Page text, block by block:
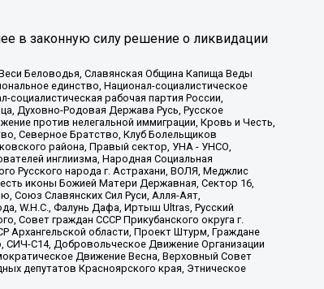
в законную силу решение о ликвидации
Беловодья, Славянская Община Капища Веды
единство, Национал-социалистическое
рабочая партия России,
Духовно-Родовая Держава Русь, Русское
против нелегальной иммиграции, Кровь и Честь,
Северное Братство, Клуб Болельщиков
района, Правый сектор, УНА - УНСО,
инглиизма, Народная Социальная
Русского народа г. Астрахани, ВОЛЯ, Меджлис
иконы Божией Матери Державная, Сектор 16,
Союз Славянских Сил Руси, Алля-Аят,
W.H.С., Фалунь Дафа, Иртыш Ultras, Русский
Совет граждан СССР Прикубанского округа г.
Архангельской области, Проект Штурм, Граждане
СИЧ-С14, Добровольческое Движение Организации
Движение Весна, Верховный Совет
депутатов Красноярского края, Этническое